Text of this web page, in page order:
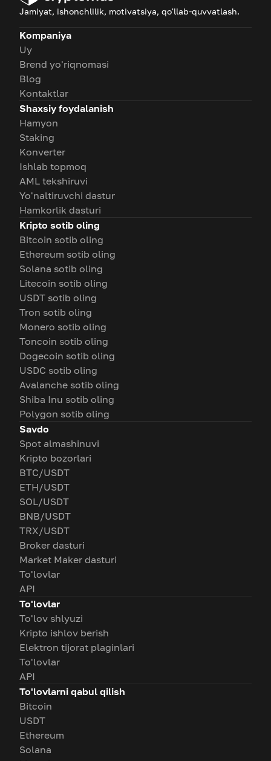
Jamiyat, ishonchlilik, motivatsiya, qo'llab-quvvatlash.
Kompaniya
Uy
Brend yo'riqnomasi
Blog
Kontaktlar
Shaxsiy foydalanish
Hamyon
Staking
Konverter
Ishlab topmoq
AML tekshiruvi
Yo'naltiruvchi dastur
Hamkorlik dasturi
Kripto sotib oling
Bitcoin sotib oling
Ethereum sotib oling
Solana sotib oling
Litecoin sotib oling
USDT sotib oling
Tron sotib oling
Monero sotib oling
Toncoin sotib oling
Dogecoin sotib oling
USDC sotib oling
Avalanche sotib oling
Shiba Inu sotib oling
Polygon sotib oling
Savdo
Spot almashinuvi
Kripto bozorlari
BTC/USDT
ETH/USDT
SOL/USDT
BNB/USDT
TRX/USDT
Broker dasturi
Market Maker dasturi
To'lovlar
API
To'lovlar
To'lov shlyuzi
Kripto ishlov berish
Elektron tijorat plaginlari
To'lovlar
API
To'lovlarni qabul qilish
Bitcoin
USDT
Ethereum
Solana